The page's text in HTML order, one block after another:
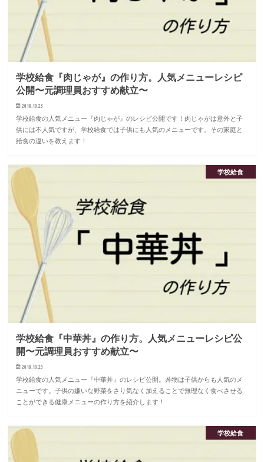
学校給食『肉じゃが』の作り方。人気メニューレシピ
公開〜元調理員おすすめ献立〜
2018.10.25
学校給食の人気メニュー『肉じゃが』のレシピ公開です！肉じゃがは意外と子
供には不人気ですが、学校給食では子供にも人気のメニューです。その家庭と
給食の違いを教えます！
学校給食
学校給食『中華丼』の作り方。人気メニューレシピ公
開〜元調理員おすすめ献立〜
2018.10.23
学校給食の人気メニュー『中華丼』のレシピ公開。丼物は子供からも人気のメ
ニューです。子供の嫌いな野菜をさり気なく加えることで無理なく食べさせる
ことができる健康メニューの作り方を紹介します！
学校給食